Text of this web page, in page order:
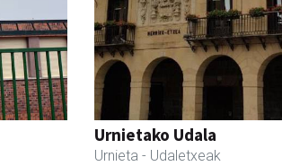
Urnietako Udala
Urnieta - Udaletxeak